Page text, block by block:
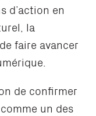
d’action en
la
faire avancer
de confirmer
un des